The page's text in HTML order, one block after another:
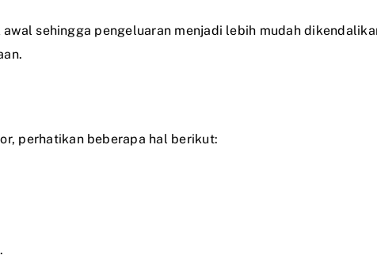
sehingga pengeluaran menjadi lebih mudah
perhatikan beberapa hal berikut: